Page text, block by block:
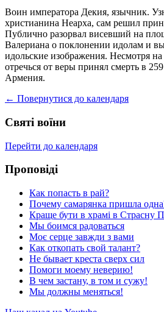
Воин императора Декия, язычник.
христианина Неарха, сам решил
Публично разорвал висевший на
Валериана о поклонении идолам и
идольские изображения. Несмотря
отречься от веры принял смерть в
Армения.
← Повернутися до календаря
Святі воїни
Перейти до календаря
Проповіді
Как попасть в рай?
Почему самарянка пришла
Краще бути в храмі в Страсну
Мы боимся радоваться
Моє серце завжди з вами
Как откопать свой талант?
Не бывает креста сверх сил
Помоги моему неверию!
В чем застану, в том и сужу!
Мы должны меняться!